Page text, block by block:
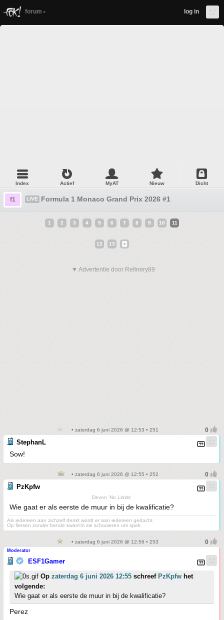
forum log in
Index Actief MyAT Nieuw Dicht
f1 LIVE Formula 1 Monaco Grand Prix 2026 #1
1 2 3 4 5 6 7 8 9 10 11
12 13
▼ Advertentie door Refinery89
• zaterdag 6 juni 2026 @ 12:53 • 251
StephanL
Sow!
• zaterdag 6 juni 2026 @ 12:55 • 252
PzKpfw
Devon 'No Limits'
Wie gaat er als eerste de muur in bij de kwalificatie?
Als iedereen aan zichzelf denkt wordt er aan iedereen gedacht.
Op fietsen zonder bende kwam'm zie schooieren um spek
• zaterdag 6 juni 2026 @ 12:56 • 253
Moderator
ESF1Gamer
Op zaterdag 6 juni 2026 12:55 schreef PzKpfw het
volgende:
Wie gaat er als eerste de muur in bij de kwalificatie?
Perez